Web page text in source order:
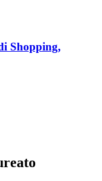
Shopping,